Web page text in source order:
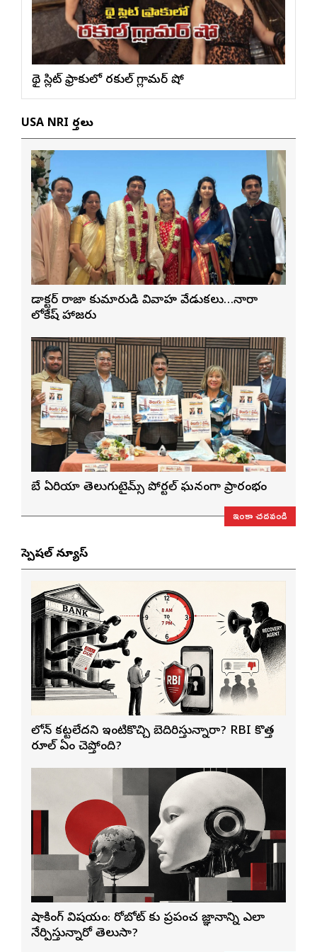
థై స్లిట్ ఫ్రాకులో ర‌కుల్ గ్లామ‌ర్ షో
USA NRI వార్తలు
డాక్టర్ రాజా కుమారుడి వివాహ వేడుకలు…నారా
లోకేష్ హాజరు
బే ఏరియా తెలుగుటైమ్స్ పోర్టల్ ఘనంగా ప్రారంభం
ఇంకా చదవండి
స్పెషల్ న్యూస్
లోన్ కట్టలేదని ఇంటికొచ్చి బెదిరిస్తున్నారా? RBI కొత్త
రూల్ ఏం చెప్తోంది?
షాకింగ్ విషయం: రోబోట్‌ కు ప్రపంచ జ్ఞానాన్ని ఎలా
నేర్పిస్తున్నారో తెలుసా?